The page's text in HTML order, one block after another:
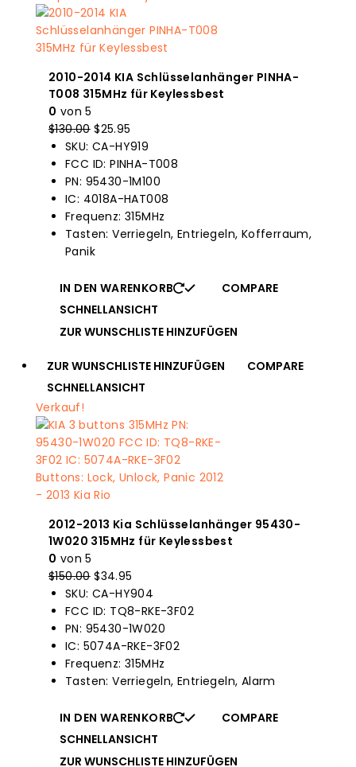
2010-2014 KIA Schlüsselanhänger PINHA-
T008 315MHz für Keylessbest
0 von 5
$130.00 Der
Originalpreis
war:
$130.00.
$25.95
aktuelle
Preis
ist:
$25.95.
SKU: CA-HY919
FCC ID: PINHA-T008
PN: 95430-1M100
IC: 4018A-HAT008
Frequenz: 315MHz
Tasten: Verriegeln, Entriegeln, Kofferraum,
Panik
IN DEN WARENKORB
COMPARE
SCHNELLANSICHT
ZUR WUNSCHLISTE HINZUFÜGEN
ZUR WUNSCHLISTE HINZUFÜGEN
COMPARE
SCHNELLANSICHT
Verkauf!
2012-2013 Kia Schlüsselanhänger 95430-
1W020 315MHz für Keylessbest
0 von 5
$150.00 Der
Originalpreis
war:
$150.00.
$34.95
aktuelle
Preis
ist:
$34.95.
SKU: CA-HY904
FCC ID: TQ8-RKE-3F02
PN: 95430-1W020
IC: 5074A-RKE-3F02
Frequenz: 315MHz
Tasten: Verriegeln, Entriegeln, Alarm
IN DEN WARENKORB
COMPARE
SCHNELLANSICHT
ZUR WUNSCHLISTE HINZUFÜGEN